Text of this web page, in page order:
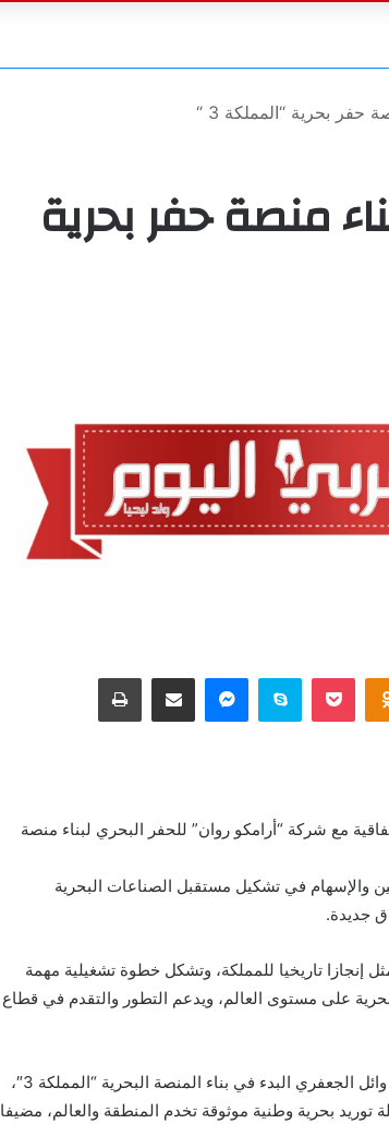
عن
حفر بحرية “المملكة 3 “
منصة حفر بحرية
Odnoklassniki
‫Pocketسكايبماسنجرمشاركة عبر البريد طباعة
مع شركة “أرامكو روان” للحفر البحري لبناء منصة
والإسهام في تشكيل مستقبل الصناعات البحرية
جديدة.
إنجازا تاريخيا للمملكة، وتشكل خطوة تشغيلية مهمة
على مستوى العالم، ويدعم التطور والتقدم في قطاع
وأكد رئيس مجلس إدارة الشركة العالمية للصناعات البحرية وائل الجعفري البدء في بناء المنصة البحرية “المملكة 3″،
توريد بحرية وطنية موثوقة تخدم المنطقة والعالم، مضيفا